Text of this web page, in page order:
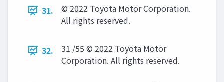
31.
© 2022 Toyota Motor Corporation.
All rights reserved.
32.
31 /55 © 2022 Toyota Motor
Corporation. All rights reserved.